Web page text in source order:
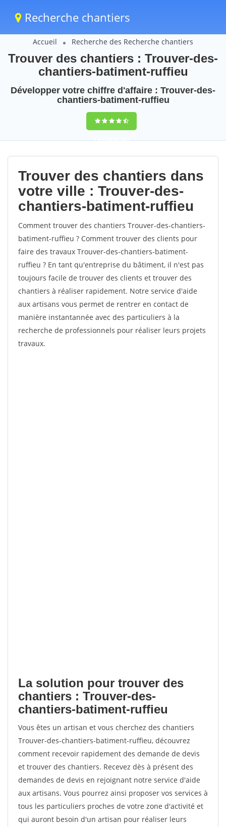
Recherche chantiers
Accueil Recherche des Recherche chantiers
Trouver des chantiers : Trouver-des-
chantiers-batiment-ruffieu
Développer votre chiffre d'affaire : Trouver-des-
chantiers-batiment-ruffieu
9,5(100%)101
votes
Trouver des chantiers dans
votre ville : Trouver-des-
chantiers-batiment-ruffieu
Comment trouver des chantiers Trouver-des-chantiers-
batiment-ruffieu ? Comment trouver des clients pour
faire des travaux Trouver-des-chantiers-batiment-
ruffieu ? En tant qu'entreprise du bâtiment, il n'est pas
toujours facile de trouver des clients et trouver des
chantiers à réaliser rapidement. Notre service d'aide
aux artisans vous permet de rentrer en contact de
manière instantannée avec des particuliers à la
recherche de professionnels pour réaliser leurs projets
travaux.
La solution pour trouver des
chantiers : Trouver-des-
chantiers-batiment-ruffieu
Vous êtes un artisan et vous cherchez des chantiers
Trouver-des-chantiers-batiment-ruffieu, découvrez
comment recevoir rapidement des demande de devis
et trouver des chantiers. Recevez dès à présent des
demandes de devis en rejoignant notre service d'aide
aux artisans. Vous pourrez ainsi proposer vos services à
tous les particuliers proches de votre zone d'activité et
qui auront besoin d'un artisan pour réaliser leurs